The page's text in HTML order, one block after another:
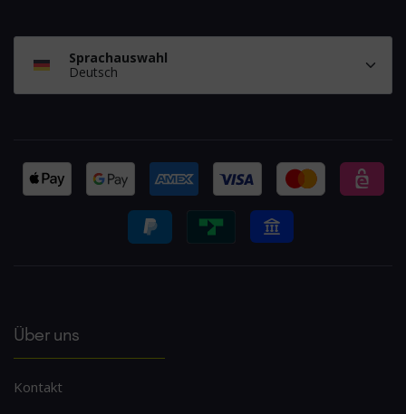
Sprachauswahl
Deutsch
Über uns
Kontakt